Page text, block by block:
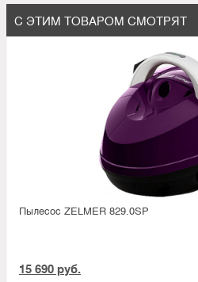
С ЭТИМ ТОВАРОМ СМОТРЯТ
Пылесос ZELMER 829.0SP
15 690 руб.